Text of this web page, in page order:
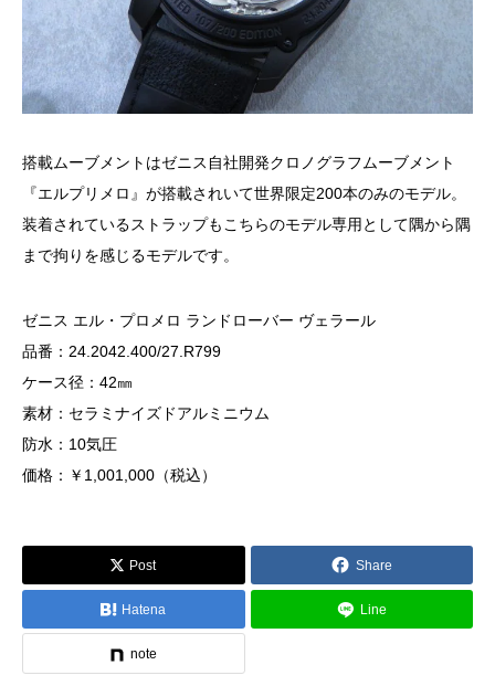
搭載ムーブメントはゼニス自社開発クロノグラフムーブメント
『エルプリメロ』が搭載されいて世界限定200本のみのモデル。
装着されているストラップもこちらのモデル専用として隅から隅
まで拘りを感じるモデルです。
ゼニス エル・プロメロ ランドローバー ヴェラール
品番：24.2042.400/27.R799
ケース径：42㎜
素材：セラミナイズドアルミニウム
防水：10気圧
価格：￥1,001,000（税込）
Post Share
Hatena Line
note